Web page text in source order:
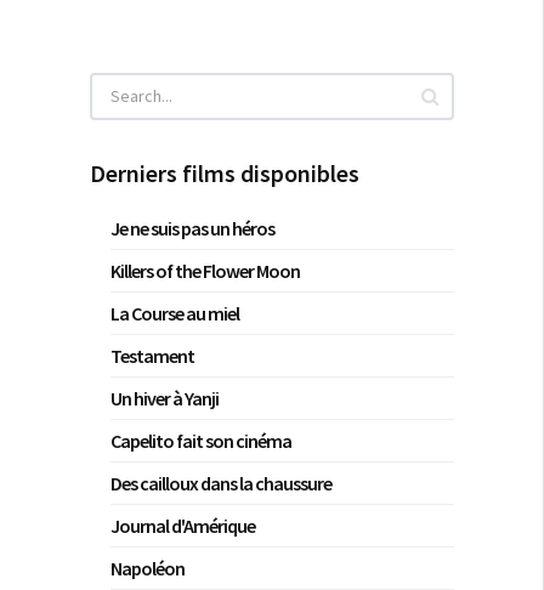
Derniers films disponibles
Je ne suis pas un héros
Killers of the Flower Moon
La Course au miel
Testament
Un hiver à Yanji
Capelito fait son cinéma
Des cailloux dans la chaussure
Journal d'Amérique
Napoléon